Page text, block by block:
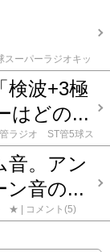
TECSUN社製 2P3
AMワイヤレス マ
7 7Mhz レシーバー
AMラジオ キット
501_
チェリー
ト
ハム音のなぞ
オキット
ミズホ通
メンテナンス 真
発振 4石FMワイヤ
ラジオ用GT管アン
マイク 05号機
リキャップ変調)
録録 ★
ーパーラジオキッ
機キット 0-V-1
ハ
1号機
録録 ★
コメント
波+3極
はどの...
ラジオ ST管5球ス
ーパー 2号機
録
音。アン
ン音の...
★ コメント(5)